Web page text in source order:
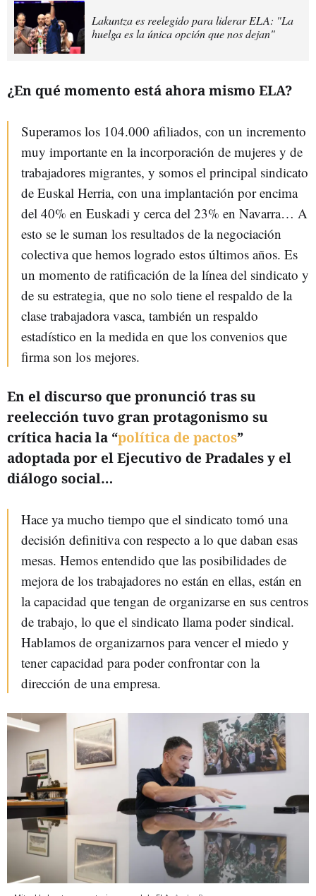
Lakuntza es reelegido para liderar ELA: "La
huelga es la única opción que nos dejan"
¿En qué momento está ahora mismo ELA?
Superamos los 104.000 afiliados, con un incremento
muy importante en la incorporación de mujeres y de
trabajadores migrantes, y somos el principal sindicato
de Euskal Herria, con una implantación por encima
del 40% en Euskadi y cerca del 23% en Navarra… A
esto se le suman los resultados de la negociación
colectiva que hemos logrado estos últimos años. Es
un momento de ratificación de la línea del sindicato y
de su estrategia, que no solo tiene el respaldo de la
clase trabajadora vasca, también un respaldo
estadístico en la medida en que los convenios que
firma son los mejores.
En el discurso que pronunció tras su
reelección tuvo gran protagonismo su
crítica hacia la “política de pactos”
adoptada por el Ejecutivo de Pradales y el
diálogo social…
Hace ya mucho tiempo que el sindicato tomó una
decisión definitiva con respecto a lo que daban esas
mesas. Hemos entendido que las posibilidades de
mejora de los trabajadores no están en ellas, están en
la capacidad que tengan de organizarse en sus centros
de trabajo, lo que el sindicato llama poder sindical.
Hablamos de organizarnos para vencer el miedo y
tener capacidad para poder confrontar con la
dirección de una empresa.